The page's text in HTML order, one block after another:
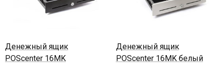
Денежный ящик
POScenter 16MK
Денежный ящик
POScenter 16MK белый